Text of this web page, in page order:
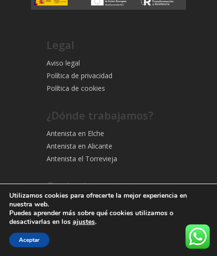
Legal
Aviso legal
Política de privacidad
Política de cookies
¿Dónde trabajamos?
Antenista en Elche
Antenista en Alicante
Antenista el Torrevieja
Contacto
Contacto
info@antenista-tdt.com
Utilizamos cookies para ofrecerte la mejor experiencia en
nuestra web.
Puedes aprender más sobre qué cookies utilizamos o
desactivarlas en los ajustes.
Aceptar